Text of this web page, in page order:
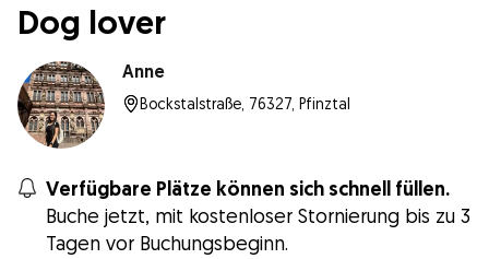
Dog lover
Anne
Bockstalstraße, 76327, Pfinztal
Verfügbare Plätze können sich schnell füllen.
Buche jetzt, mit kostenloser Stornierung bis zu 3
Tagen vor Buchungsbeginn.